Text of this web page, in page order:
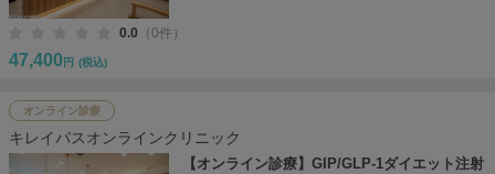
0.0 （0件）
47,400 円 (税込)
オンライン診療
キレイパスオンラインクリニック
【オンライン診療】GIP/GLP-1ダイエット注射